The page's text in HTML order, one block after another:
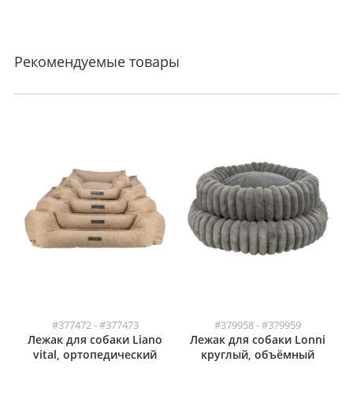
Рекомендуемые товары
#377472 - #377473
Лежак для собаки Liano
vital, ортопедический
#379958 - #379959
Лежак для собаки Lonni
круглый, объёмный